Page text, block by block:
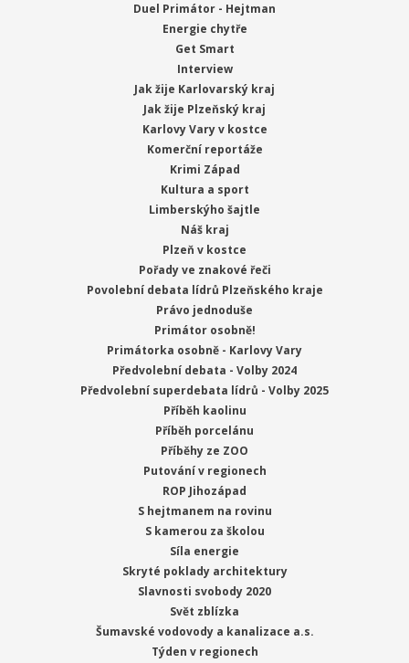
Duel Primátor - Hejtman
Energie chytře
Get Smart
Interview
Jak žije Karlovarský kraj
Jak žije Plzeňský kraj
Karlovy Vary v kostce
Komerční reportáže
Krimi Západ
Kultura a sport
Limberskýho šajtle
Náš kraj
Plzeň v kostce
Pořady ve znakové řeči
Povolební debata lídrů Plzeňského kraje
Právo jednoduše
Primátor osobně!
Primátorka osobně - Karlovy Vary
Předvolební debata - Volby 2024
Předvolební superdebata lídrů - Volby 2025
Příběh kaolinu
Příběh porcelánu
Příběhy ze ZOO
Putování v regionech
ROP Jihozápad
S hejtmanem na rovinu
S kamerou za školou
Síla energie
Skryté poklady architektury
Slavnosti svobody 2020
Svět zblízka
Šumavské vodovody a kanalizace a.s.
Týden v regionech